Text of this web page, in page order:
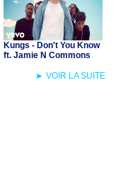
Kungs - Don't You Know
ft. Jamie N Commons
► VOIR LA SUITE